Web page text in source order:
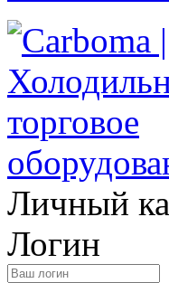
Личный
Логин